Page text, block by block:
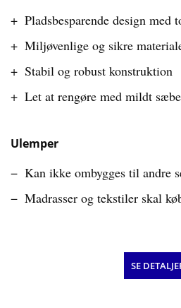
Pladsbesparende design med
Miljøvenlige og sikre
Stabil og robust konstruktion
Let at rengøre med mildt
Ulemper
Kan ikke ombygges til andre
Madrasser og tekstiler skal
SE